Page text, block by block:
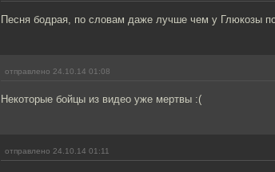
Песня бодрая, по словам даже лучше чем у Глюкозы
отправлено 24.10.14 01:08
Некоторые бойцы из видео уже мертвы :(
отправлено 24.10.14 01:11